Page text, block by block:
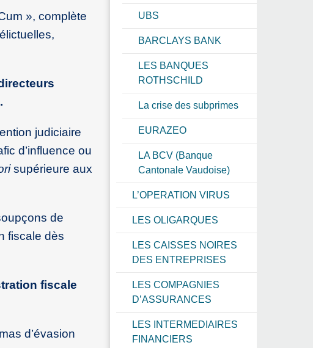
», complète
judiciaire
d’influence ou
supérieure aux
de
fiscale dès
fiscale
d’évasion
UBS
BARCLAYS BANK
LES BANQUES
ROTHSCHILD
La crise des subprimes
EURAZEO
LA BCV (Banque
Cantonale Vaudoise)
L’OPERATION VIRUS
LES OLIGARQUES
LES CAISSES NOIRES
DES ENTREPRISES
LES COMPAGNIES
D’ASSURANCES
LES INTERMEDIAIRES
FINANCIERS